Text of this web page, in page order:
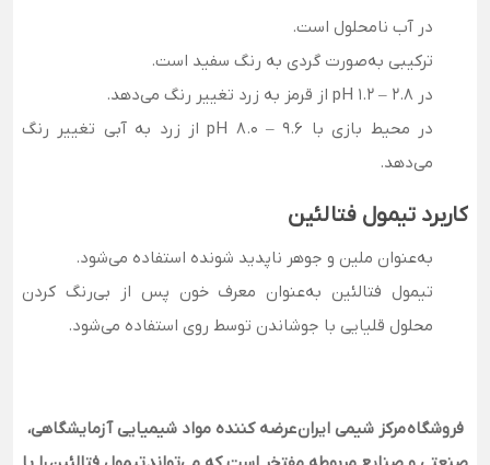
در آب نامحلول است.
ترکیبی به‌صورت گردی به رنگ سفید است.
در pH 1.2 – 2.8 از قرمز به زرد تغییر رنگ می‌دهد.
در محیط بازی با pH 8.0 – 9.6 از زرد به آبی تغییر رنگ
می‌دهد.
کاربرد تیمول فتالئین
به‌عنوان ملین و جوهر ناپدید شونده استفاده می‌شود.
تیمول فتالئین به‌‌عنوان معرف خون پس از بی‌رنگ کردن
محلول قلیایی با جوشاندن توسط روی استفاده می‌شود.
فروشگاهمرکز شیمی ایرانعرضه کننده مواد شیمیایی آزمایشگاهی،